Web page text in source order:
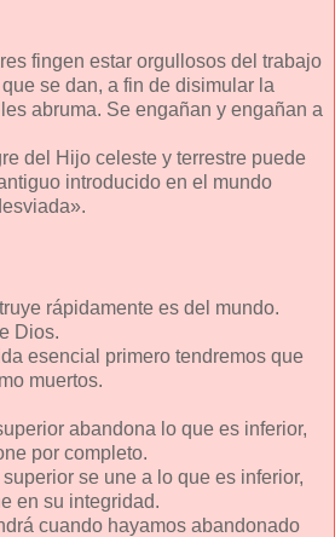
fingen estar orgullosos del trabajo
se dan, a fin de disimular la
abruma. Se engañan y engañan a
del Hijo celeste y terrestre puede
introducido en el mundo
rápidamente es del mundo.
Dios.
esencial primero tendremos que
muertos.
abandona lo que es inferior,
por completo.
se une a lo que es inferior,
en su integridad.
cuando hayamos abandonado